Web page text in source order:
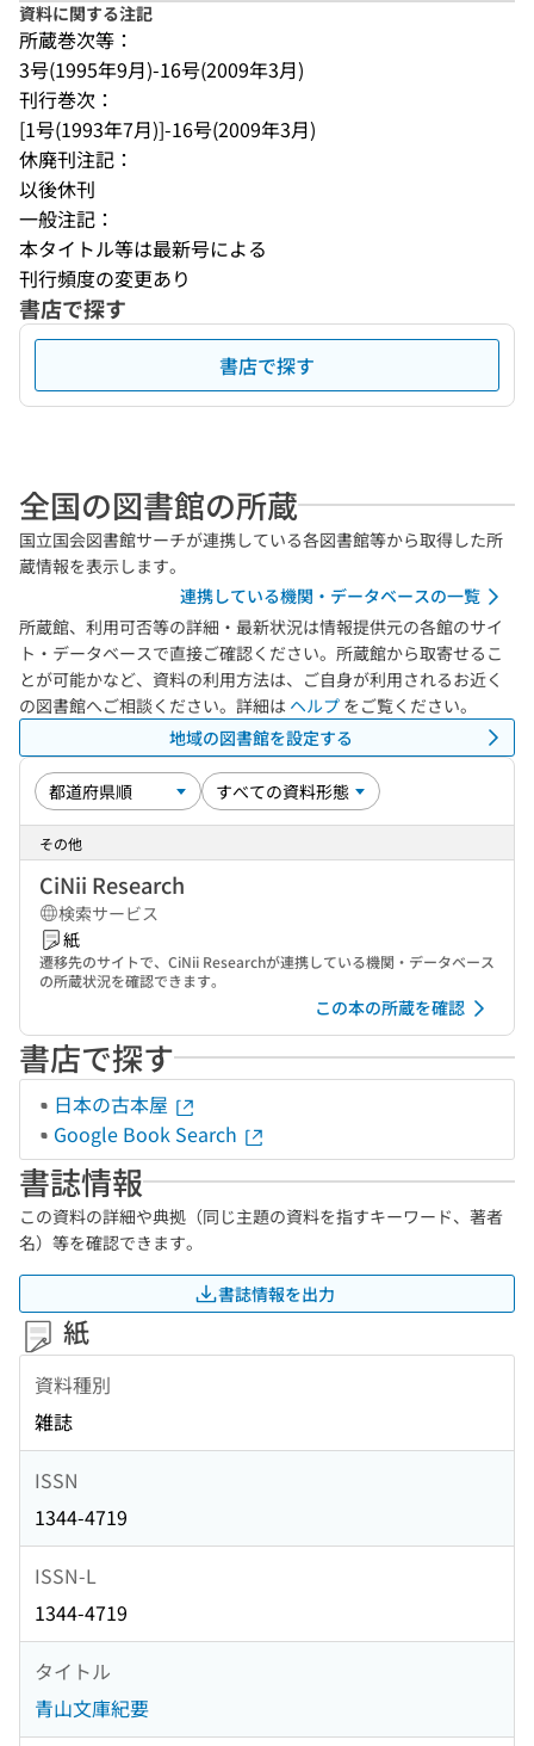
資料に関する注記
所蔵巻次等：
3号(1995年9月)-16号(2009年3月)
刊行巻次：
[1号(1993年7月)]-16号(2009年3月)
休廃刊注記：
以後休刊
一般注記：
本タイトル等は最新号による
刊行頻度の変更あり
書店で探す
書店で探す
全国の図書館の所蔵
国立国会図書館サーチが連携している各図書館等から取得した所
蔵情報を表示します。
連携している機関・データベースの一覧
所蔵館、利用可否等の詳細・最新状況は情報提供元の各館のサイ
ト・データベースで直接ご確認ください。所蔵館から取寄せるこ
とが可能かなど、資料の利用方法は、ご自身が利用されるお近く
の図書館へご相談ください。詳細は ヘルプ をご覧ください。
地域の図書館を設定する
その他
CiNii Research
検索サービス
紙
遷移先のサイトで、CiNii Researchが連携している機関・データベース
の所蔵状況を確認できます。
この本の所蔵を確認
書店で探す
日本の古本屋
Google Book Search
書誌情報
この資料の詳細や典拠（同じ主題の資料を指すキーワード、著者
名）等を確認できます。
書誌情報を出力
紙
資料種別
雑誌
ISSN
1344-4719
ISSN-L
1344-4719
タイトル
青山文庫紀要